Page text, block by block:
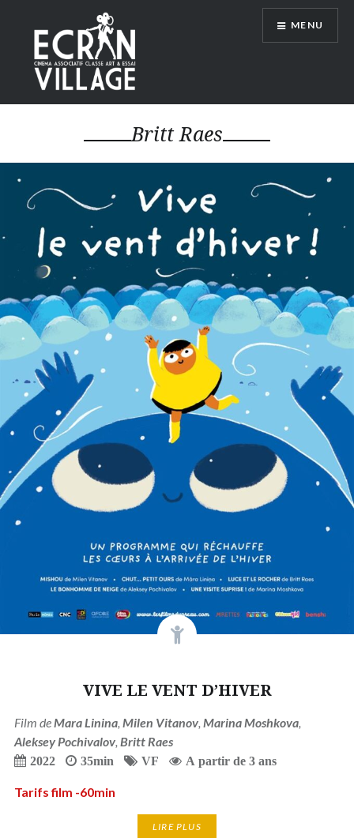
contenu
principal
ÉCRAN VILLAGE
MENU
Britt Raes
VIVE LE VENT D’HIVER
Film de Mara Linina, Milen Vitanov, Marina Moshkova,
Aleksey Pochivalov, Britt Raes
2022 35min VF A partir de 3 ans
Tarifs film -60min
LIRE PLUS